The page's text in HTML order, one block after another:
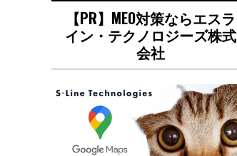
【PR】MEO対策ならエスラ
イン・テクノロジーズ株式
会社